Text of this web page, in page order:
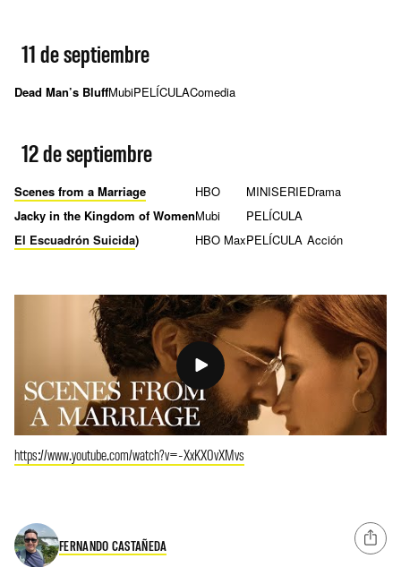
11 de septiembre
Dead Man’s BluffMubiPELÍCULAComedia
12 de septiembre
Scenes from a Marriage HBO MINISERIEDrama
Jacky in the Kingdom of WomenMubi
PELÍCULA
El Escuadrón Suicida) HBO MaxPELÍCULA Acción
https://www.youtube.com/watch?v=-XxKX0vXMvs
FERNANDO CASTAÑEDA